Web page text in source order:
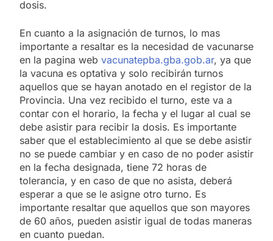
dosis.
En cuanto a la asignación de turnos, lo mas
importante a resaltar es la necesidad de vacunarse
en la pagina web vacunatepba.gba.gob.ar, ya que
la vacuna es optativa y solo recibirán turnos
aquellos que se hayan anotado en el registor de la
Provincia. Una vez recibido el turno, este va a
contar con el horario, la fecha y el lugar al cual se
debe asistir para recibir la dosis. Es importante
saber que el establecimiento al que se debe asistir
no se puede cambiar y en caso de no poder asistir
en la fecha designada, tiene 72 horas de
tolerancia, y en caso de que no asista, deberá
esperar a que se le asigne otro turno. Es
importante resaltar que aquellos que son mayores
de 60 años, pueden asistir igual de todas maneras
en cuanto puedan.